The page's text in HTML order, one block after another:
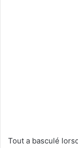
Tout a basculé